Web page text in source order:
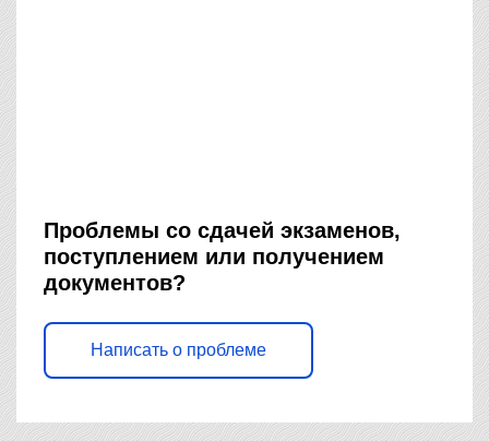
Проблемы со сдачей экзаменов,
поступлением или получением
документов?
Написать о проблеме